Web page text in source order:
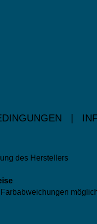
des Herstellers